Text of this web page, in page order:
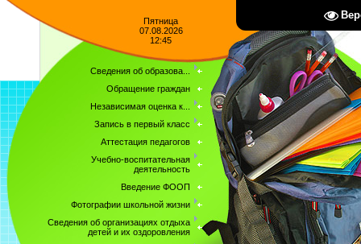
Пятница
07.08.2026
12:45
Сведения об образова...
Обращение граждан
Независимая оценка к...
Запись в первый класс
Аттестация педагогов
Учебно-воспитательная
деятельность
Введение ФООП
Фотографии школьной жизни
Сведения об организациях отдыха
детей и их оздоровления